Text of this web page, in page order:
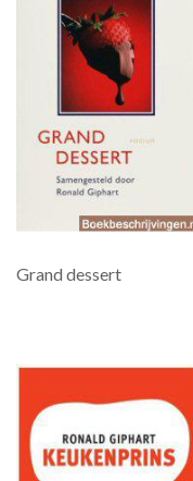
Grand dessert